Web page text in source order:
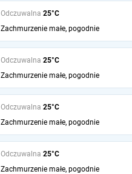
Odczuwalna 25°C
Zachmurzenie małe, pogodnie
Odczuwalna 25°C
Zachmurzenie małe, pogodnie
Odczuwalna 25°C
Zachmurzenie małe, pogodnie
Odczuwalna 25°C
Zachmurzenie małe, pogodnie